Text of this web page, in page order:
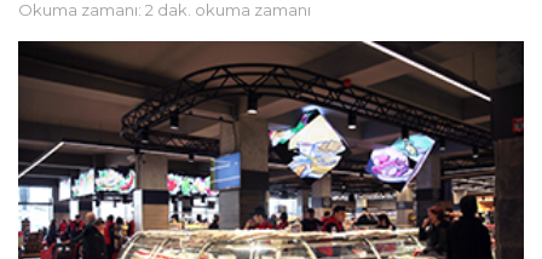
Okuma zamanı: 2 dak. okuma zamanı